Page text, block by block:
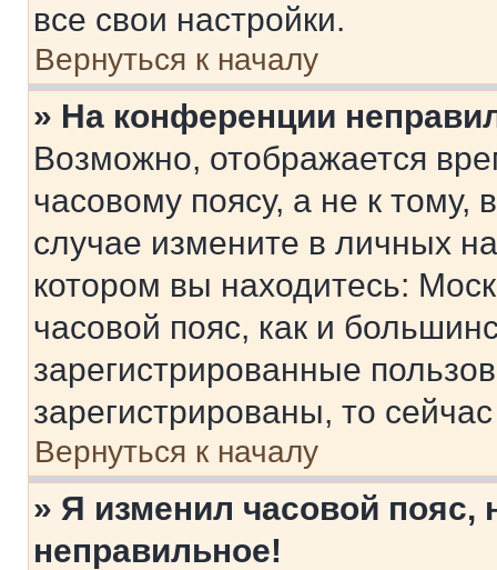
все свои настройки.
Вернуться к началу
» На конференции
Возможно, отображается
часовому поясу, а не к тому,
случае измените в личных
котором вы находитесь:
часовой пояс, как и
зарегистрированные
зарегистрированы, то
Вернуться к началу
» Я изменил часовой пояс,
неправильное!